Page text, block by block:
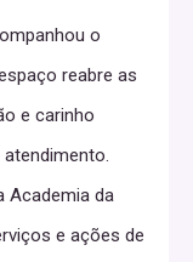
o
reabre as
e carinho
Academia da
e ações de